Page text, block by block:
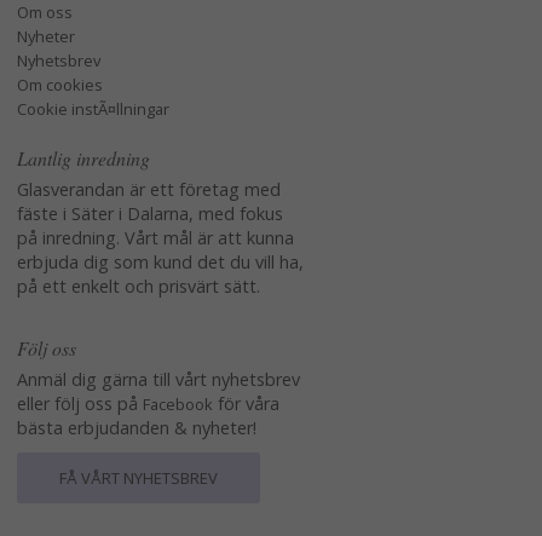
Om oss
Nyheter
Nyhetsbrev
Om cookies
Cookie instÃ¤llningar
Lantlig inredning
Glasverandan är ett företag med
fäste i Säter i Dalarna, med fokus
på inredning. Vårt mål är att kunna
erbjuda dig som kund det du vill ha,
på ett enkelt och prisvärt sätt.
Följ oss
Anmäl dig gärna till vårt nyhetsbrev
eller följ oss på Facebook för våra
bästa erbjudanden & nyheter!
FÅ VÅRT NYHETSBREV